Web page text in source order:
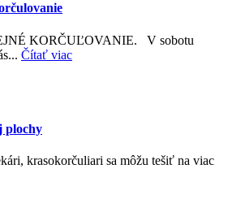
KORČUĽOVANIE. V sobotu
Čítať viac
plochy
krasokorčuliari sa môžu tešiť na viac